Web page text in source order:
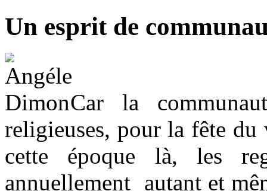
Un esprit de
Car la
religieuses, pour la fête
cette époque là, les
annuellement autant et